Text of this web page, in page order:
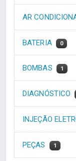
AR
BATERIA 0
BOMBAS 1
DIAGNÓSTICO
INJEÇÃO
PEÇAS 1